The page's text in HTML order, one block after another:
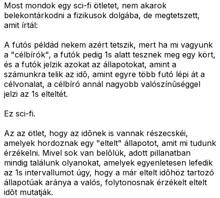
Most mondok egy sci-fi ötletet, nem akarok
belekontárkodni a fizikusok dolgába, de megtetszett,
amit írtál:
A futós példád nekem azért tetszik, mert ha mi vagyunk
a "célbírók", a futók pedig 1s alatt tesznek meg egy kört,
és a futók jelzik azokat az állapotokat, amint a
számunkra telik az idõ, amint egyre több futó lépi át a
célvonalat, a célbíró annál nagyobb valószínûséggel
jelzi az 1s elteltét.
Ez sci-fi.
Az az ötlet, hogy az idõnek is vannak részecskéi,
amelyek hordoznak egy "eltelt" állapotot, amit mi tudunk
érzékelni. Mivel sok van belõlük, adott pillanatban
mindig találunk olyanokat, amelyek egyenletesen lefedik
az 1s intervallumot úgy, hogy a már eltelt idõhöz tartozó
állapotúak aránya a valós, folytonosnak érzékelt eltelt
idõt mutatják.